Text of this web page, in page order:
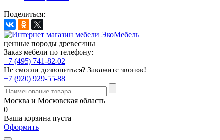
Поделиться:
ценные породы древесины
Заказ мебели по телефону:
+7 (495) 741-82-02
Не смогли дозвониться? Закажите звонок!
+7 (920) 929-55-88
Москва и Московская область
0
Ваша корзина пуста
Оформить